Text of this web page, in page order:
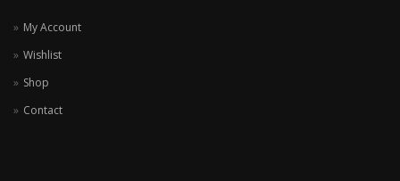
My Account
Wishlist
Shop
Contact